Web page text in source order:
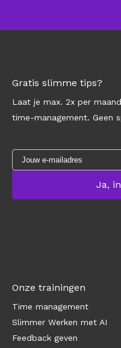
Gratis slimme tips?
Laat je max. 2x per
time-management. Geen
Onze trainingen
Time management
Slimmer Werken met AI
Feedback geven